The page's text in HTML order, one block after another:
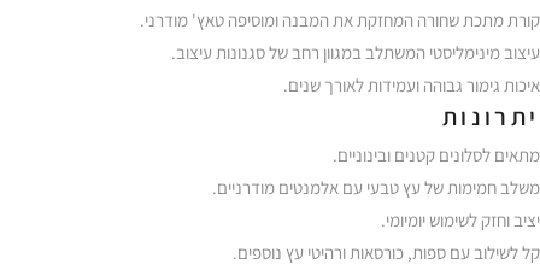
קורת מתכת שחורה המחזקת את המבנה ומוסיפה טאץ' מודרני.
עיצוב מינימליסטי המשתלב במגוון רחב של סגנונות עיצוב.
איכות גימור גבוהה ועמידות לאורך שנים.
יתרונות
מתאים לסלונים קטנים ובינוניים.
משלב חמימות של עץ טבעי עם אלמנטים מודרניים.
יציב וחזק לשימוש יומיומי.
קל לשילוב עם ספות, כורסאות ורהיטי עץ נוספים.